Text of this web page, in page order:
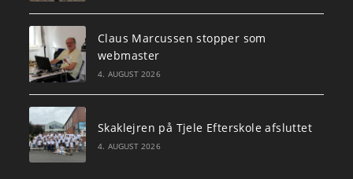
Claus Marcussen stopper som
webmaster
4. AUGUST 2026
Skaklejren på Tjele Efterskole afsluttet
4. AUGUST 2026